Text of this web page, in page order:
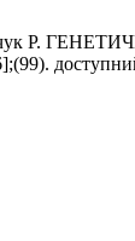
Р.